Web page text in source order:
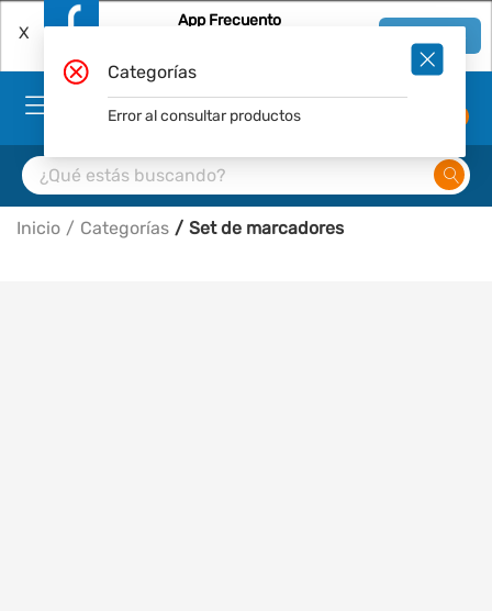
X
App Frecuento
Inicio Categorías Set de marcadores
Categorías
Error al consultar productos